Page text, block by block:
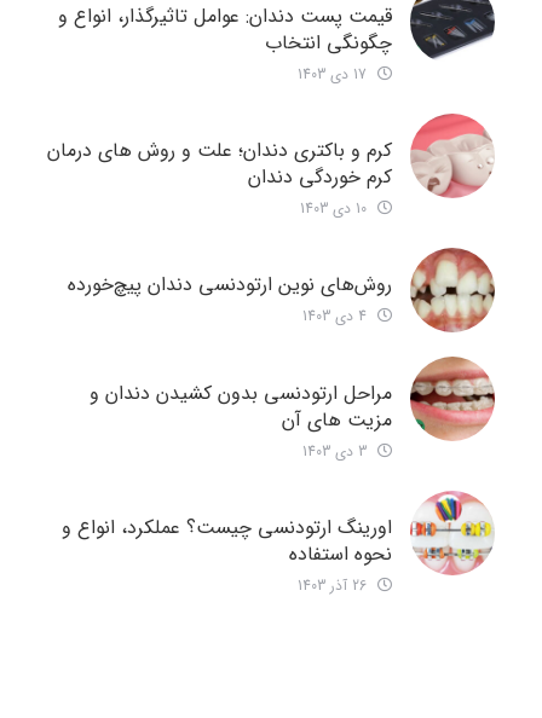
قیمت پست دندان: عوامل تاثیرگذار، انواع و
چگونگی انتخاب
کرم و باکتری دندان؛ علت و روش های درمان
کرم خوردگی دندان
روش‌های نوین ارتودنسی دندان‌ پیچ‌خورده
مراحل ارتودنسی بدون کشیدن دندان و
مزیت های آن
اورینگ ارتودنسی چیست؟ عملکرد، انواع و
نحوه استفاده